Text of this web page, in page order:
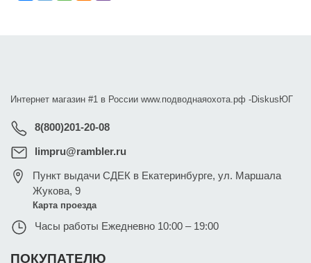
Интернет магазин #1 в России www.подводнаяохота.рф -DiskusЮГ
8(800)201-20-08
limpru@rambler.ru
Пункт выдачи СДЕК в Екатеринбурге,ул. Маршала
Жукова, 9
Карта проезда
Часы работы Ежедневно 10:00 – 19:00
ПОКУПАТЕЛЮ